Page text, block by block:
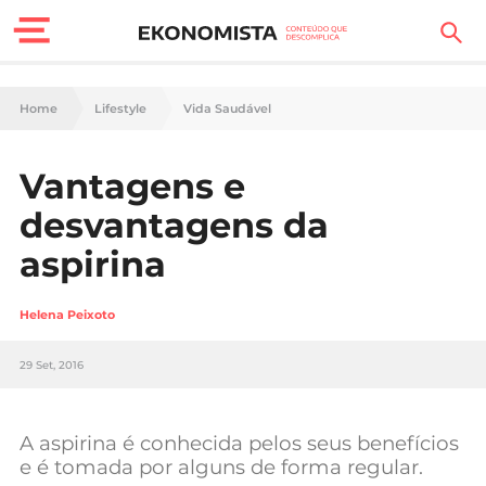
Finanças Pessoais
Carreira
Casa
Lifestyle
Sociedade
Negócios
Home Lifestyle Vida Saudável
Vantagens e
desvantagens da
aspirina
Helena Peixoto
29 Set, 2016
A aspirina é conhecida pelos seus benefícios
e é tomada por alguns de forma regular.